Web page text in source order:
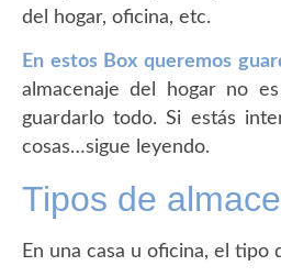
del hogar, oficina, etc.
En estos Box queremos
almacenaje del hogar no
guardarlo todo. Si estás
cosas…sigue leyendo.
Tipos de
En una casa u oficina, el